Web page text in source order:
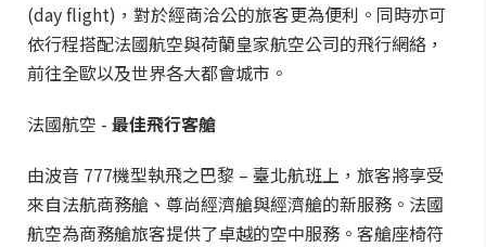
(day flight)，對於經商洽公的旅客更為便利。同時亦可
依行程搭配法國航空與荷蘭皇家航空公司的飛行網絡，
前往全歐以及世界各大都會城市。
法國航空 - 最佳飛行客艙
由波音 777機型執飛之巴黎 – 臺北航班上，旅客將享受
來自法航商務艙、尊尚經濟艙與經濟艙的新服務。法國
航空為商務艙旅客提供了卓越的空中服務。客艙座椅符